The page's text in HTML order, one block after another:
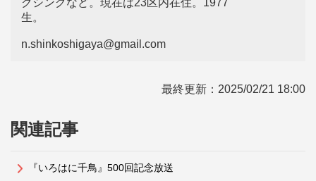
クシングなど。現在は23区内在住。1977
生。
n.shinkoshigaya@gmail.com
最終更新： 2025/02/21 18:00
関連記事
『いろはに千鳥』500回記念放送